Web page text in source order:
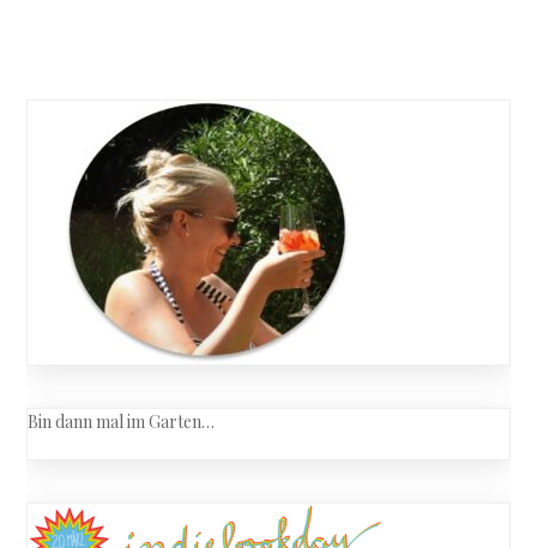
navigation
Bin dann mal im Garten…